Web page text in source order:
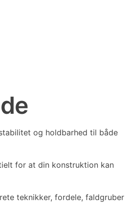
og holdbarhed til både
for at din konstruktion kan
teknikker, fordele, faldgruber